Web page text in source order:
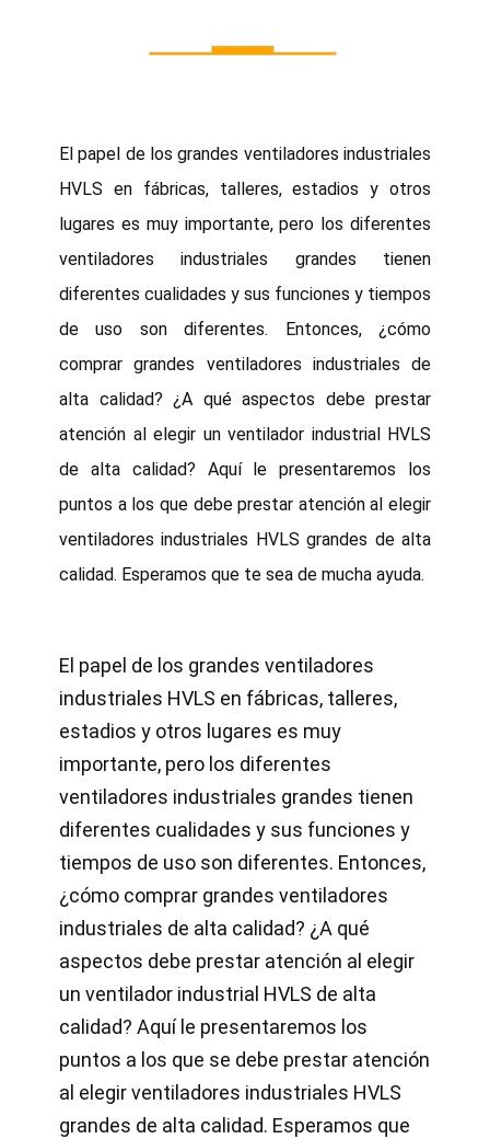
El papel de los grandes ventiladores industriales
HVLS en fábricas, talleres, estadios y otros
lugares es muy importante, pero los diferentes
ventiladores industriales grandes tienen
diferentes cualidades y sus funciones y tiempos
de uso son diferentes. Entonces, ¿cómo
comprar grandes ventiladores industriales de
alta calidad? ¿A qué aspectos debe prestar
atención al elegir un ventilador industrial HVLS
de alta calidad? Aquí le presentaremos los
puntos a los que debe prestar atención al elegir
ventiladores industriales HVLS grandes de alta
calidad. Esperamos que te sea de mucha ayuda.
El papel de los grandes ventiladores
industriales HVLS en fábricas, talleres,
estadios y otros lugares es muy
importante, pero los diferentes
ventiladores industriales grandes tienen
diferentes cualidades y sus funciones y
tiempos de uso son diferentes. Entonces,
¿cómo comprar grandes ventiladores
industriales de alta calidad? ¿A qué
aspectos debe prestar atención al elegir
un ventilador industrial HVLS de alta
calidad? Aquí le presentaremos los
puntos a los que se debe prestar atención
al elegir ventiladores industriales HVLS
grandes de alta calidad. Esperamos que